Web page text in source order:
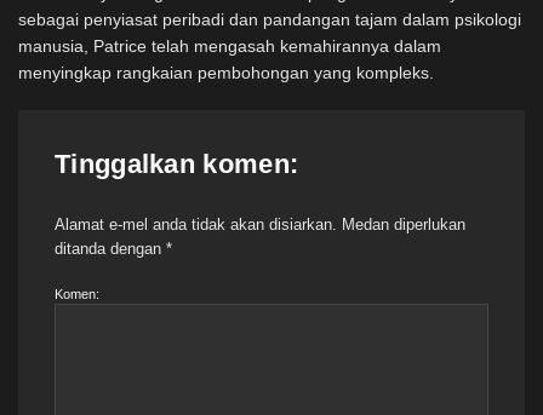
sebagai penyiasat peribadi dan pandangan tajam dalam psikologi
manusia, Patrice telah mengasah kemahirannya dalam
menyingkap rangkaian pembohongan yang kompleks.
Tinggalkan komen:
Alamat e-mel anda tidak akan disiarkan. Medan diperlukan
ditanda dengan *
Komen: